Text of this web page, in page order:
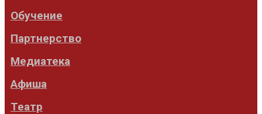
Обучение
Партнерство
Медиатека
Афиша
Театр